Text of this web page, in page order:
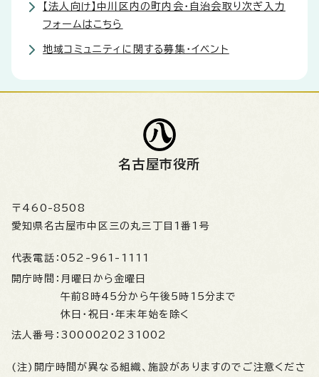
【法人向け】中川区内の町内会・自治会取り次ぎ入力
フォームはこちら
地域コミュニティに関する募集・イベント
名古屋市役所
〒460-8508
愛知県名古屋市中区三の丸三丁目1番1号
代表電話： 052-961-1111
開庁時間： 月曜日から金曜日
午前8時45分から午後5時15分まで
休日・祝日・年末年始を除く
法人番号： 3000020231002
(注)開庁時間が異なる組織、施設がありますのでご注意くださ